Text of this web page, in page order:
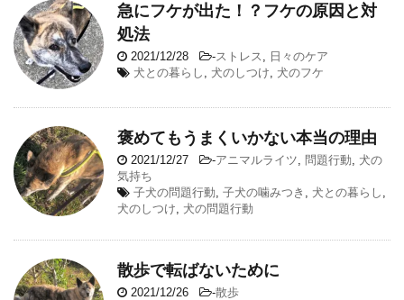
急にフケが出た！？フケの原因と対
処法
2021/12/28 -ストレス
日々のケア
犬との暮らし
犬のしつけ 犬のフケ
褒めてもうまくいかない本当の理由
2021/12/27 -アニマルライツ 問題行動
犬の
気持ち
子犬の問題行動 子犬の噛みつき 犬との暮らし
犬のしつけ
犬の問題行動
散歩で転ばないために
2021/12/26 -散歩